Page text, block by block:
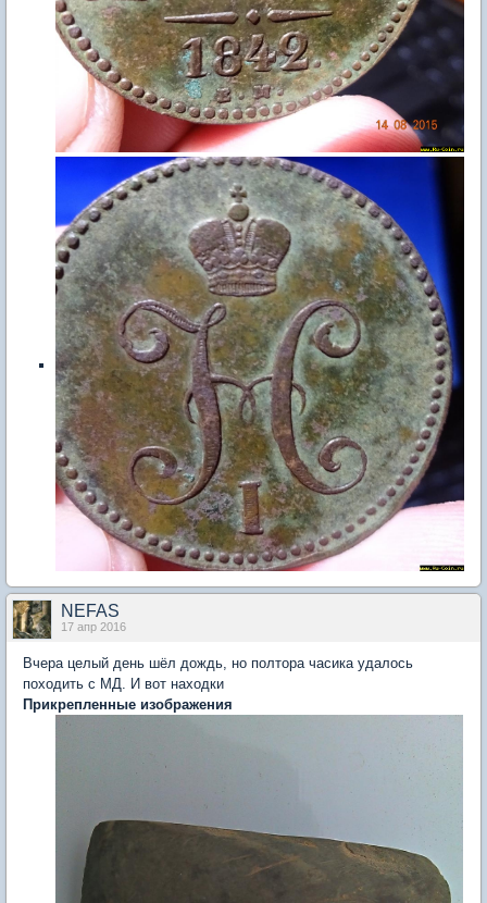
NEFAS
17 апр 2016
Вчера целый день шёл дождь, но полтора часика удалось
походить с МД. И вот находки
Прикрепленные изображения